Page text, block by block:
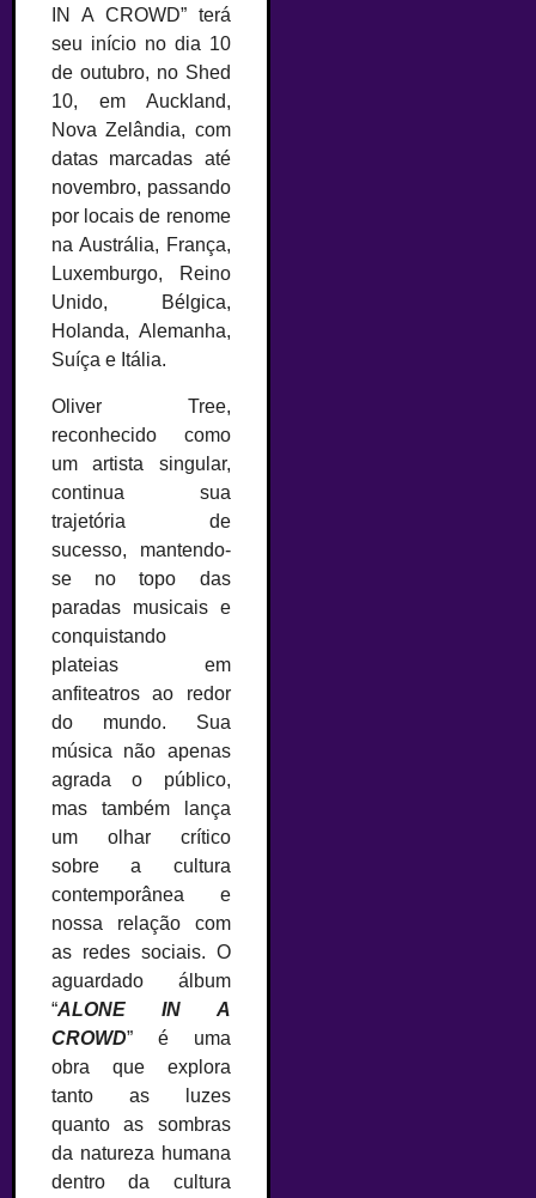
IN A CROWD” terá
seu início no dia 10
de outubro, no Shed
10, em Auckland,
Nova Zelândia, com
datas marcadas até
novembro, passando
por locais de renome
na Austrália, França,
Luxemburgo, Reino
Unido, Bélgica,
Holanda, Alemanha,
Suíça e Itália.
Oliver Tree,
reconhecido como
um artista singular,
continua sua
trajetória de
sucesso, mantendo-
se no topo das
paradas musicais e
conquistando
plateias em
anfiteatros ao redor
do mundo. Sua
música não apenas
agrada o público,
mas também lança
um olhar crítico
sobre a cultura
contemporânea e
nossa relação com
as redes sociais. O
aguardado álbum
“ALONE IN A
CROWD” é uma
obra que explora
tanto as luzes
quanto as sombras
da natureza humana
dentro da cultura